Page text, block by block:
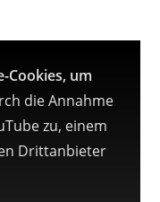
Cookies, um
die Annahme
zu, einem
Drittanbieter